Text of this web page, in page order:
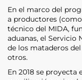
En el marco del
a productores
técnico del MIDA,
aduanas, el Servicio
de los mataderos del
otros.
En 2018 se